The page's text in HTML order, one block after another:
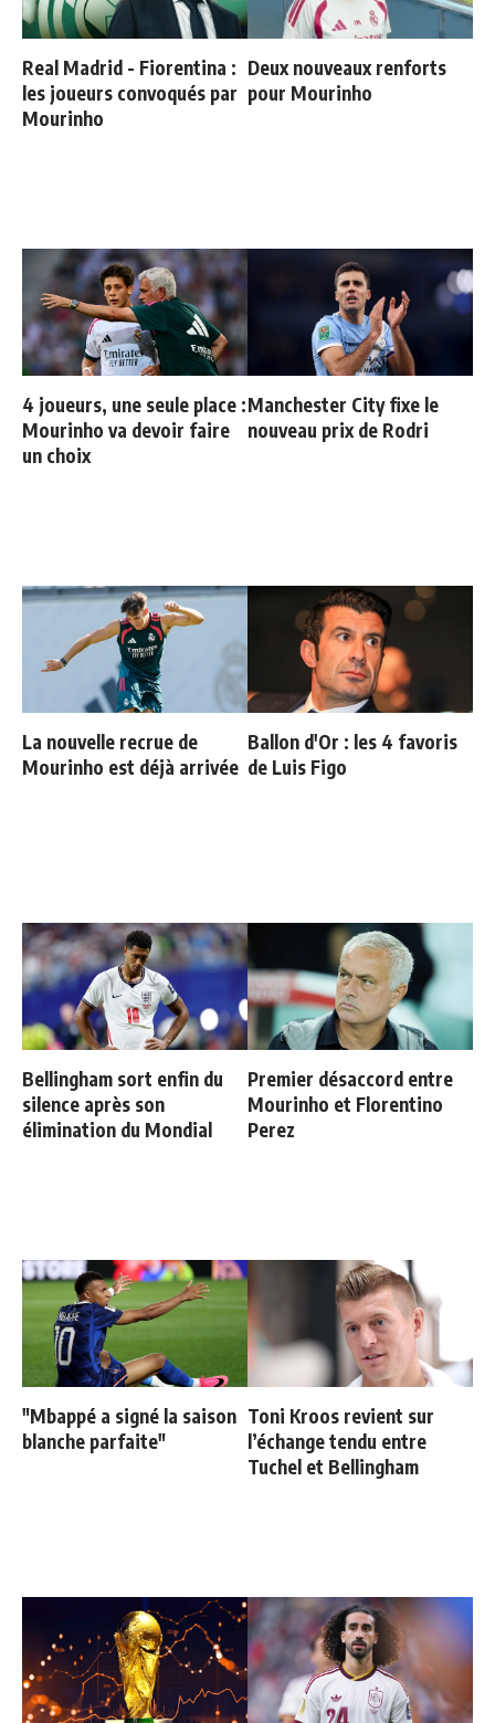
Real Madrid - Fiorentina :
les joueurs convoqués par
Mourinho
Deux nouveaux renforts
pour Mourinho
4 joueurs, une seule place :
Mourinho va devoir faire
un choix
Manchester City fixe le
nouveau prix de Rodri
La nouvelle recrue de
Mourinho est déjà arrivée
Ballon d'Or : les 4 favoris
de Luis Figo
Bellingham sort enfin du
silence après son
élimination du Mondial
Premier désaccord entre
Mourinho et Florentino
Perez
"Mbappé a signé la saison
blanche parfaite"
Toni Kroos revient sur
l’échange tendu entre
Tuchel et Bellingham